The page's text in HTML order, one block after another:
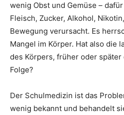
wenig Obst und Gemüse –
Fleisch, Zucker, Alkohol,
Bewegung verursacht. Es
Mangel im Körper. Hat also die
des Körpers, früher oder
Folge?
Der Schulmedizin ist das
wenig bekannt und behandelt